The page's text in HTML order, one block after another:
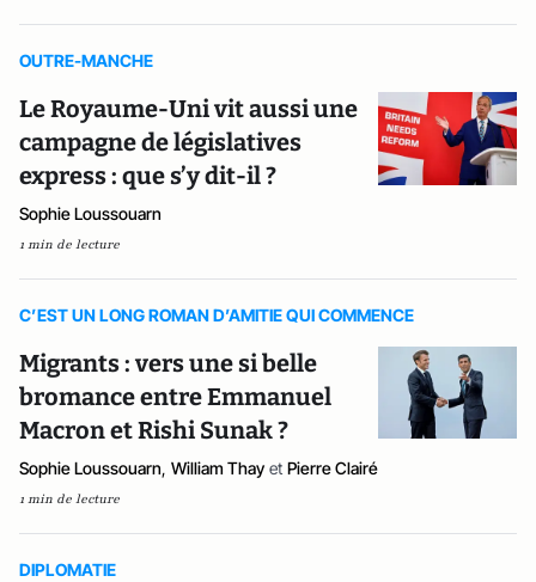
OUTRE-MANCHE
Le Royaume-Uni vit aussi une
campagne de législatives
express : que s’y dit-il ?
Sophie Loussouarn
1 min de lecture
C’EST UN LONG ROMAN D’AMITIE QUI COMMENCE
Migrants : vers une si belle
bromance entre Emmanuel
Macron et Rishi Sunak ?
Sophie Loussouarn, William Thay et Pierre Clairé
1 min de lecture
DIPLOMATIE